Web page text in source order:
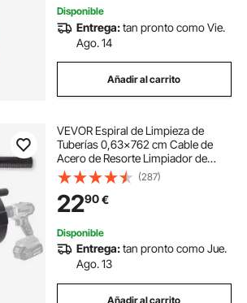
Disponible
Entrega:tan pronto como Vie.
Ago. 14
Añadir al carrito
VEVOR Espiral de Limpieza de
Tuberías 0,63x762 cm Cable de
Acero de Resorte Limpiador de
Drenaje de Alimentación
Automática de Limpieza de Tuberías
Limpiador de tuberías para
Inodoros, Cocina, Baño
(287)
2290€
Disponible
Entrega:tan pronto como Jue.
Ago. 13
Añadir al carrito